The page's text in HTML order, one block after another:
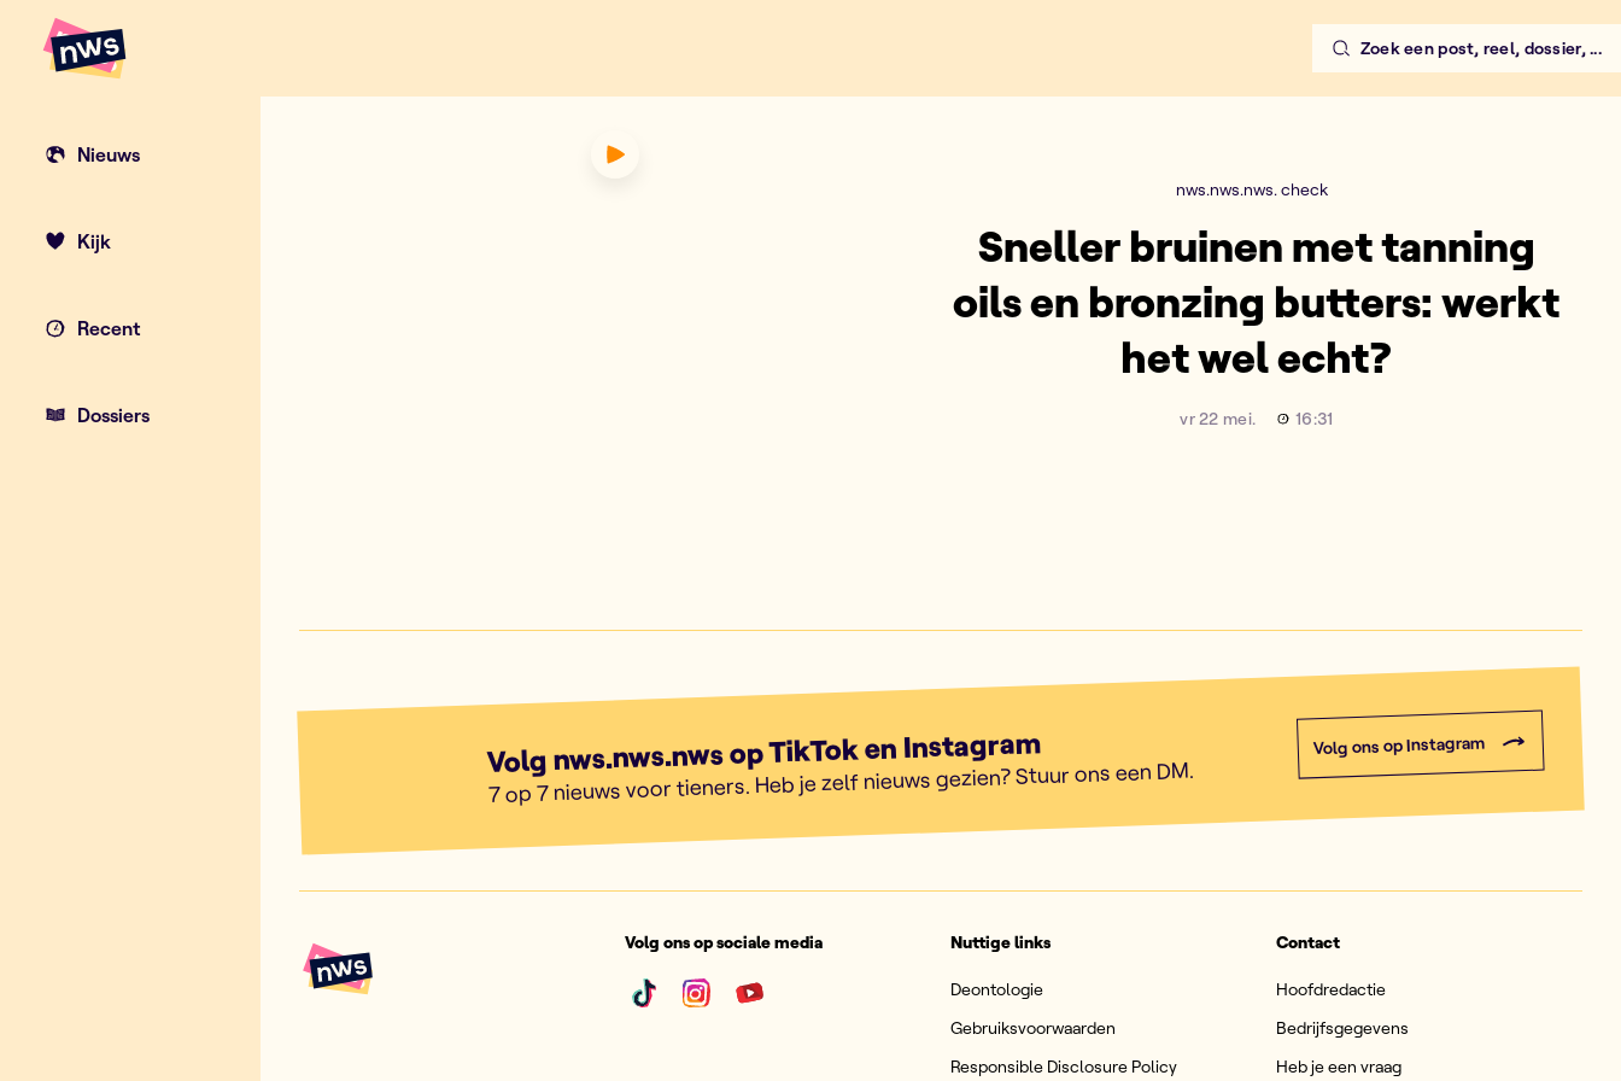
Zoek een post, reel, dossier, ...
Nieuws
Kijk
Recent
Dossiers
Sneller bruinen met tanning oils en bronzing butters: werkt het wel echt?
nws.nws.nws. check
Sneller bruinen met tanning
oils en bronzing butters: werkt
het wel echt?
vr 22 mei. 16:31
Volg nws.nws.nws op TikTok en Instagram
7 op 7 nieuws voor tieners. Heb je zelf nieuws gezien? Stuur ons een DM.
Volg ons op Instagram
Volg ons op sociale media Nuttige links
Deontologie
Gebruiksvoorwaarden
Responsible Disclosure Policy
Contact
Hoofdredactie
Bedrijfsgegevens
Heb je een vraag